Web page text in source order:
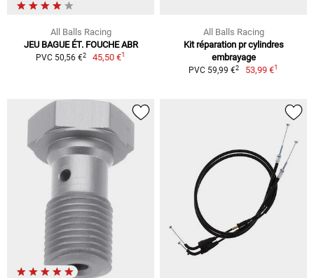
All Balls Racing
JEU BAGUE ÉT. FOUCHE ABR
PVC 50,56 €2 45,50 €1
All Balls Racing
Kit réparation pr cylindres
embrayage
PVC 59,99 €2 53,99 €1